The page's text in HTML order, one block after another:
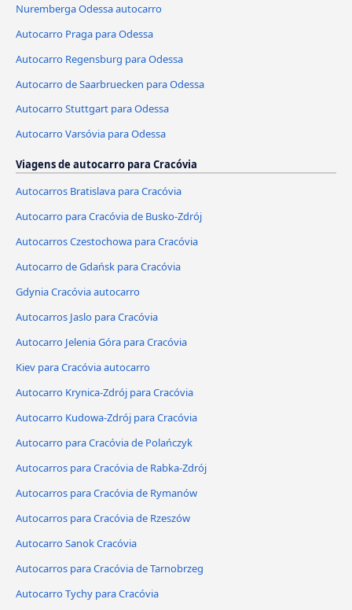
Nuremberga Odessa autocarro
Autocarro Praga para Odessa
Autocarro Regensburg para Odessa
Autocarro de Saarbruecken para Odessa
Autocarro Stuttgart para Odessa
Autocarro Varsóvia para Odessa
Viagens de autocarro para Cracóvia
Autocarros Bratislava para Cracóvia
Autocarro para Cracóvia de Busko-Zdrój
Autocarros Czestochowa para Cracóvia
Autocarro de Gdańsk para Cracóvia
Gdynia Cracóvia autocarro
Autocarros Jaslo para Cracóvia
Autocarro Jelenia Góra para Cracóvia
Kiev para Cracóvia autocarro
Autocarro Krynica-Zdrój para Cracóvia
Autocarro Kudowa-Zdrój para Cracóvia
Autocarro para Cracóvia de Polańczyk
Autocarros para Cracóvia de Rabka-Zdrój
Autocarros para Cracóvia de Rymanów
Autocarros para Cracóvia de Rzeszów
Autocarro Sanok Cracóvia
Autocarros para Cracóvia de Tarnobrzeg
Autocarro Tychy para Cracóvia